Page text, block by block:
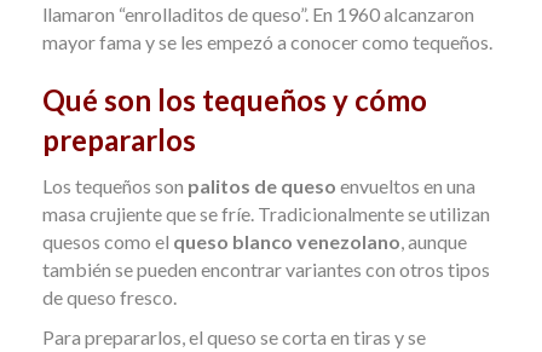
llamaron “enrolladitos de queso”. En 1960 alcanzaron
mayor fama y se les empezó a conocer como tequeños.
Qué son los tequeños y cómo
prepararlos
Los tequeños son palitos de queso envueltos en una
masa crujiente que se fríe. Tradicionalmente se utilizan
quesos como el queso blanco venezolano, aunque
también se pueden encontrar variantes con otros tipos
de queso fresco.
Para prepararlos, el queso se corta en tiras y se